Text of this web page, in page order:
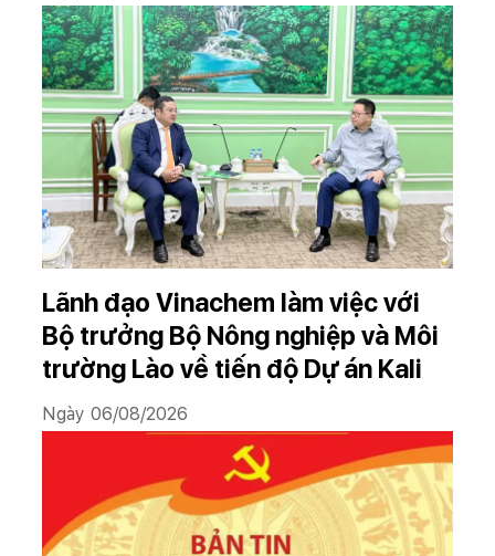
Lãnh đạo Vinachem làm việc với
Bộ trưởng Bộ Nông nghiệp và Môi
trường Lào về tiến độ Dự án Kali
Ngày 06/08/2026